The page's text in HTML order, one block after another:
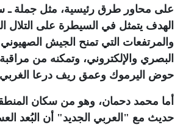
على محاور طرق رئيسية، مثل جملة ـ
الهدف يتمثل في السيطرة على التلال
والمرتفعات التي تمنح الجيش
البصري والإلكتروني، وتمكنه من
حوض اليرموك وعمق ريف درعا الغربي
أما محمد دحمان، وهو من سكان
حديث مع "العربي الجديد" أن البُعد